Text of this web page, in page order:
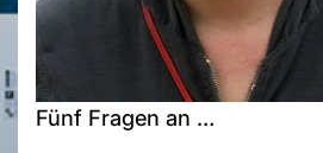
Fünf Fragen an …